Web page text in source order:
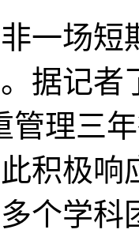
一场短
据记者
管理三
积极响
个学科